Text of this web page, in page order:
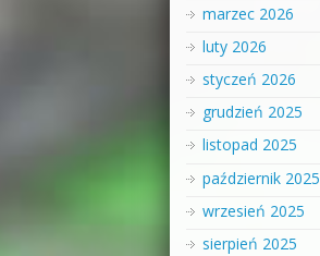
marzec 2026
luty 2026
styczeń 2026
grudzień 2025
listopad 2025
październik 2025
wrzesień 2025
sierpień 2025